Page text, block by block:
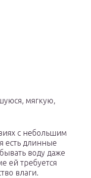
мягкую,
с небольшим
есть длинные
воду даже
ей требуется
влаги.